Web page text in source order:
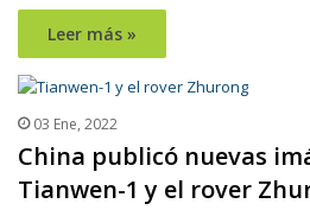
Leer más »
03 Ene, 2022
China publicó nuevas
Tianwen-1 y el rover